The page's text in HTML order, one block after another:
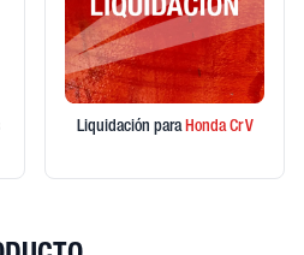
Liquidación paraHondaCr V